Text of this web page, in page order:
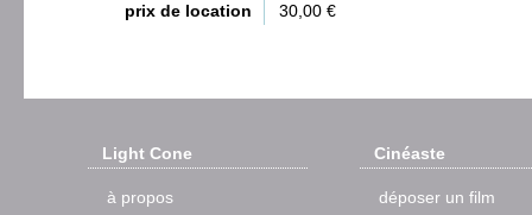
prix de location
30,00 €
Light Cone
à propos
Cinéaste
déposer un film